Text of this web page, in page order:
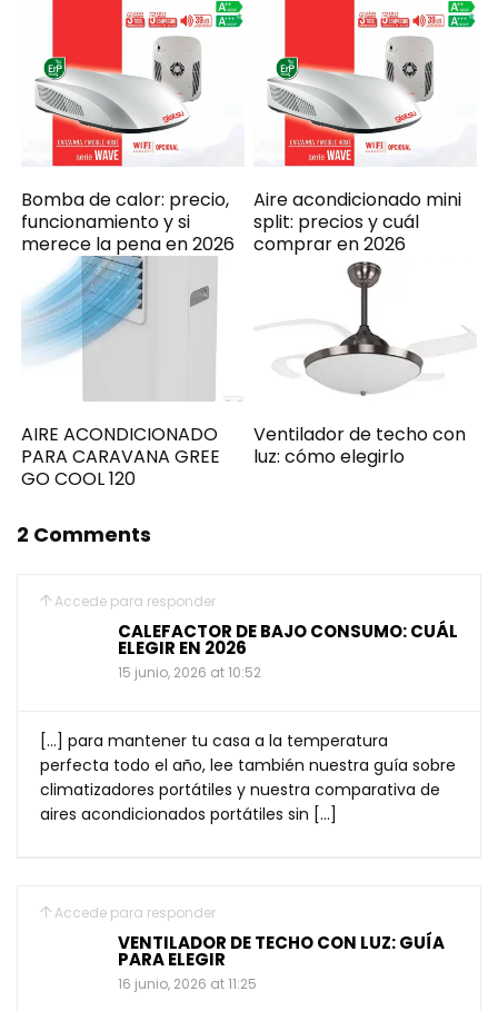
Bomba de calor: precio,
funcionamiento y si
merece la pena en 2026
Aire acondicionado mini
split: precios y cuál
comprar en 2026
AIRE ACONDICIONADO
PARA CARAVANA GREE
GO COOL 120
Ventilador de techo con
luz: cómo elegirlo
2 Comments
Accede para responder
CALEFACTOR DE BAJO CONSUMO: CUÁL
ELEGIR EN 2026
15 junio, 2026 at 10:52
[…] para mantener tu casa a la temperatura
perfecta todo el año, lee también nuestra guía sobre
climatizadores portátiles y nuestra comparativa de
aires acondicionados portátiles sin […]
Accede para responder
VENTILADOR DE TECHO CON LUZ: GUÍA
PARA ELEGIR
16 junio, 2026 at 11:25